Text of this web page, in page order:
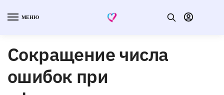
МЕНЮ
Сокращение числа
ошибок при